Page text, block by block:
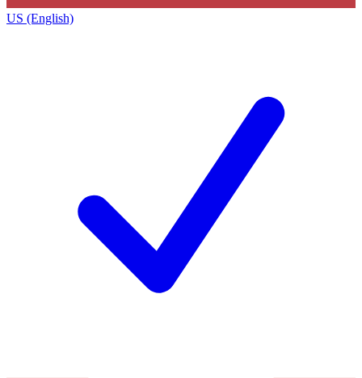
US (English)